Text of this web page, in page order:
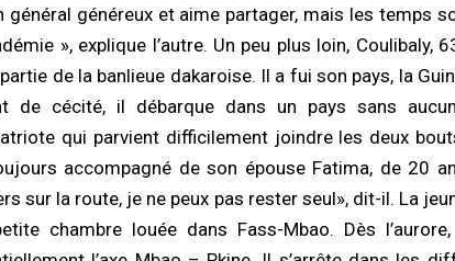
général généreux et aime partager, mais les temps
», explique l’autre. Un peu plus loin, Coulibaly,
de la banlieue dakaroise. Il a fui son pays, la
de cécité, il débarque dans un pays sans
qui parvient difficilement joindre les deux
accompagné de son épouse Fatima, de 20
sur la route, je ne peux pas rester seul», dit-il. La
chambre louée dans Fass-Mbao. Dès
ACTUALITÉ À LA UNE
Territoriales 2027 : le FDR alerte sur
risque de report et réclame un
politique en urgence
05/08/2026 à 18:58
ECONOMIE
La Banque mondiale réaffirme sa
confiance au Sénégal avec un
soutien budgétaire et financier